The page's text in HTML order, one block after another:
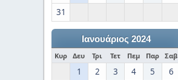
31
Ιανουάριος 2024
Κυρ Δευ Τρι Τετ Πεμ Παρ Σαβ
1 2 3 4 5
6